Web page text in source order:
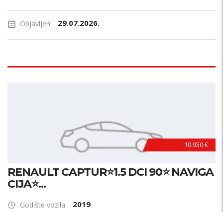
Objavljen 29.07.2026.
10.950 €
RENAULT CAPTUR⭐1.5 DCI 90⭐ NAVIGA
CIJA⭐...
Godište vozila 2019